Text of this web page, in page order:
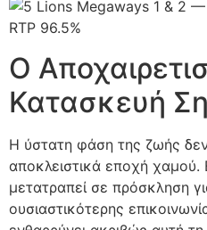
Ο
Κατασκευή
Η ύστατη φάση της ζωής δεν
αποκλειστικά εποχή χαμού.
μετατραπεί σε πρόσκληση
ουσιαστικότερης